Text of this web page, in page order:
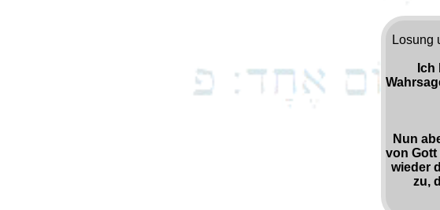
Losung
Nun
von Gott
wieder
zu,